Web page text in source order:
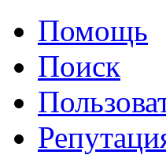
Помощь
Поиск